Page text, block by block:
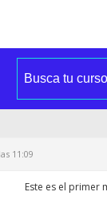
11:09
Este es el primer